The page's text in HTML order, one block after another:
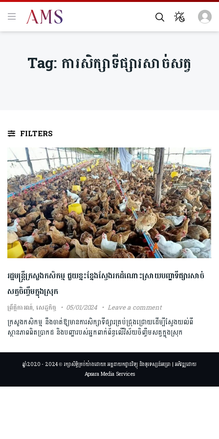
Tag: ការសិក្សាទីផ្សារសាច់សត្វ
FILTERS
រដ្ឋមន្ត្រីក្រសួងកសិកម្ម ជួយខ្នះខ្នែងស្វែងរកដំណោះស្រាយបញ្ហាទីផ្សារសាច់
សត្វចិញ្ចឹមក្នុងស្រុក
ព្រឹត្តិការណ៍,សេដ្ឋកិច្ច 05/01/2024 Leave a comment
ក្រសួងកសិកម្ម នឹងចាត់ឱ្យមានការសិក្សាទីផ្សារគ្រប់ជ្រុងជ្រោយដើម្បីស្វែងយល់ពី
ស្ថានភាពពិតប្រាកដ និងបញ្ហារបស់អ្នកពាក់ព័ន្ធលើវិស័យចិញ្ចឹមសត្វក្នុងស្រុក
ឆ្នាំ2020 - 2024 © រក្សាសិទ្ធិគ្រប់យ៉ាងដោយ៖ អគ្គនាយកដ្ឋានវិទ្យុ និងទូរទស្សន៍អប្សរា | អភិវឌ្ឍដោយ
Apsara Media Services